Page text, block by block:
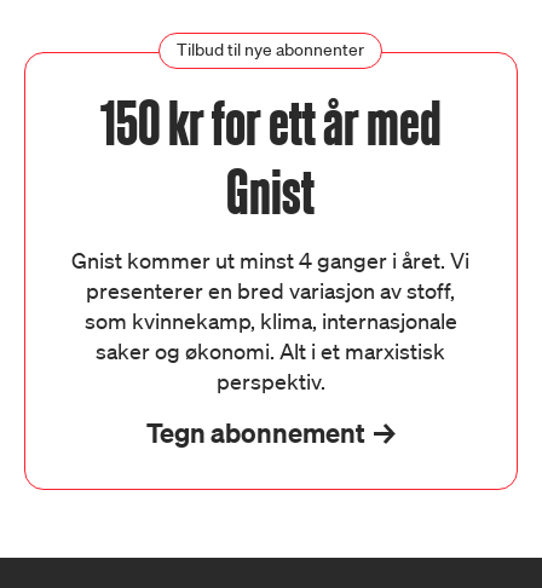
Tilbud til nye abonnenter
150 kr for ett år med
Gnist
Gnist kommer ut minst 4 ganger i året. Vi
presenterer en bred variasjon av stoff,
som kvinnekamp, klima, internasjonale
saker og økonomi. Alt i et marxistisk
perspektiv.
Tegn abonnement